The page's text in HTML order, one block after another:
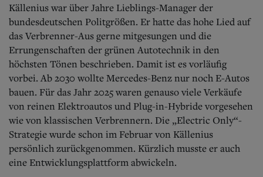
Källenius war über Jahre Lieblings-Manager der
bundesdeutschen Politgrößen. Er hatte das hohe Lied auf
das Verbrenner-Aus gerne mitgesungen und die
Errungenschaften der grünen Autotechnik in den
höchsten Tönen beschrieben. Damit ist es vorläufig
vorbei. Ab 2030 wollte Mercedes-Benz nur noch E-Autos
bauen. Für das Jahr 2025 waren genauso viele Verkäufe
von reinen Elektroautos und Plug-in-Hybride vorgesehen
wie von klassischen Verbrennern. Die „Electric Only“-
Strategie wurde schon im Februar von Källenius
persönlich zurückgenommen. Kürzlich musste er auch
eine Entwicklungsplattform abwickeln.